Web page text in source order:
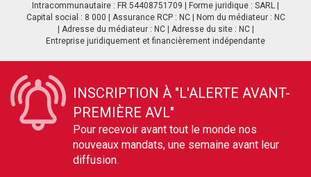
Intracommunautaire : FR 54408751709 | Forme juridique : SARL |
Capital social : 8 000 | Assurance RCP : NC | Nom du médiateur : NC
| Adresse du médiateur : NC | Adresse du site : NC |
Entreprise juridiquement et financièrement indépendante
INSCRIPTION À "L'ALERTE AVANT-
PREMIÈRE AVL"
Pour recevoir avant tout le monde nos
nouveaux mandats, une semaine avant leur
diffusion.